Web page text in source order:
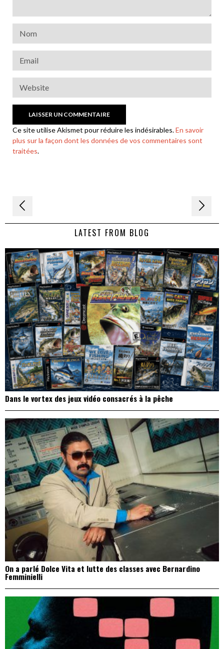
Ce site utilise Akismet pour réduire les indésirables.En savoir
plus sur la façon dont les données de vos commentaires sont
traitées.
Navigation
de LATEST FROM BLOG
Dans le vortex des jeux vidéo consacrés à la pêche
On a parlé Dolce Vita et lutte des classes avec Bernardino
Femminielli